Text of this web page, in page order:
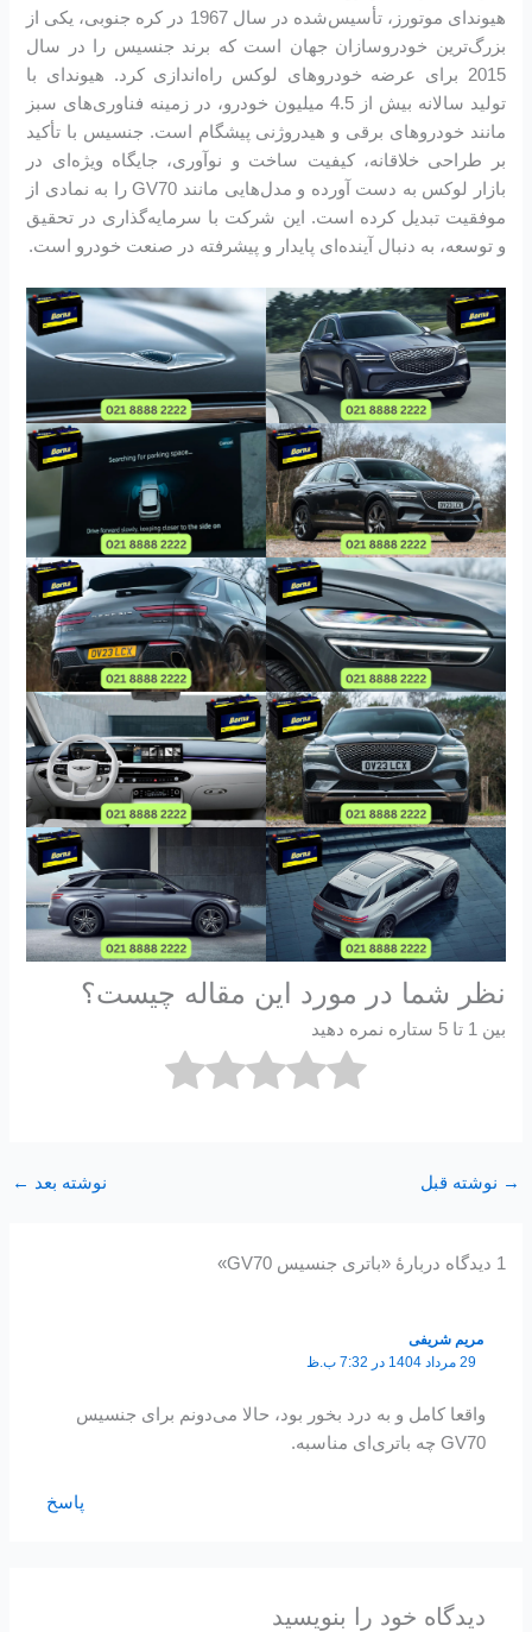
هیوندای موتورز، تأسیس‌شده در سال 1967 در کره جنوبی، یکی از
بزرگ‌ترین خودروسازان جهان است که برند جنسیس را در سال
2015 برای عرضه خودروهای لوکس راه‌اندازی کرد. هیوندای با
تولید سالانه بیش از 4.5 میلیون خودرو، در زمینه فناوری‌های سبز
مانند خودروهای برقی و هیدروژنی پیشگام است. جنسیس با تأکید
بر طراحی خلاقانه، کیفیت ساخت و نوآوری، جایگاه ویژه‌ای در
بازار لوکس به دست آورده و مدل‌هایی مانند GV70 را به نمادی از
موفقیت تبدیل کرده است. این شرکت با سرمایه‌گذاری در تحقیق
و توسعه، به دنبال آینده‌ای پایدار و پیشرفته در صنعت خودرو است.
نظر شما در مورد این مقاله چیست؟
بین 1 تا 5 ستاره نمره دهید
→ نوشته قبل نوشته بعد ←
1 دیدگاه دربارهٔ «باتری جنسیس GV70»
مریم شریفی
29 مرداد 1404 در 7:32 ب.ظ
واقعا کامل و به درد بخور بود، حالا می‌دونم برای جنسیس
GV70 چه باتری‌ای مناسبه.
پاسخ
دیدگاه‌ خود را بنویسید